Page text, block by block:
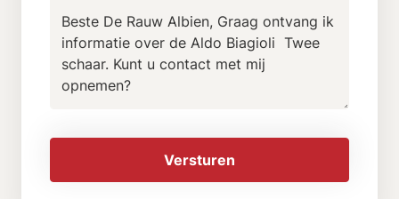
Versturen